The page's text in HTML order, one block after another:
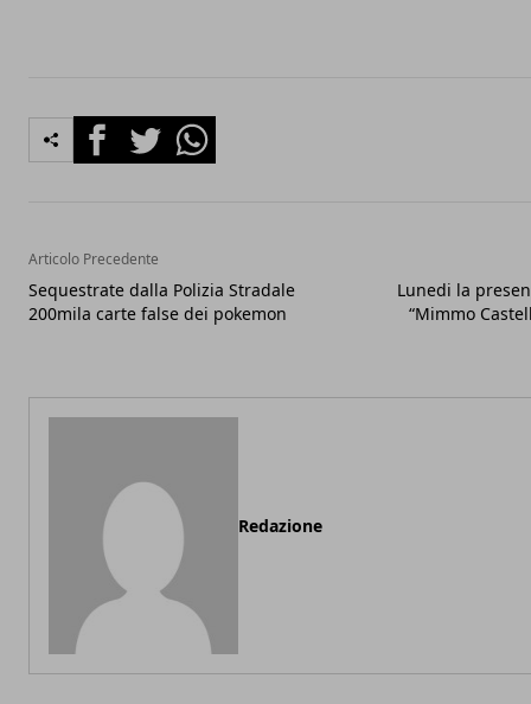
FacebookTwitterWhatsapp
Articolo Precedente
Sequestrate dalla Polizia Stradale
200mila carte false dei pokemon
Lunedi la
“Mimmo
Redazione